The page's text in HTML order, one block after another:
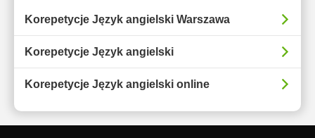
Korepetycje Język angielski Warszawa
Korepetycje Język angielski
Korepetycje Język angielski online